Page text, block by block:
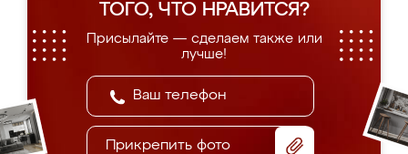
ТОГО, ЧТО НРАВИТСЯ?
Присылайте — сделаем также или
лучше!
Прикрепить фото